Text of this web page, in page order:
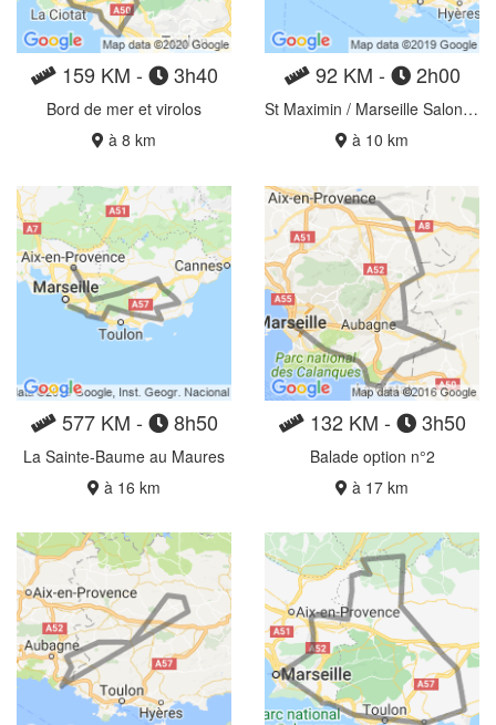
159 KM - 3h40
Bord de mer et virolos
à 8 km
92 KM - 2h00
St Maximin / Marseille Salon de la moto
à 10 km
577 KM - 8h50
La Sainte-Baume au Maures
à 16 km
132 KM - 3h50
Balade option n°2
à 17 km